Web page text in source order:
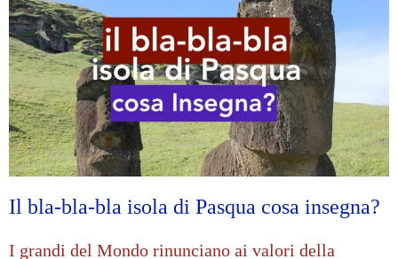
Il bla-bla-bla isola di Pasqua cosa insegna?
I grandi del Mondo rinunciano ai valori della